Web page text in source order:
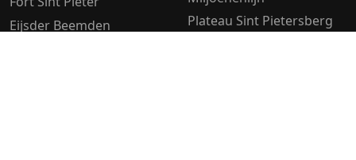
Eijsder Beemden
Plateau Sint Pietersberg